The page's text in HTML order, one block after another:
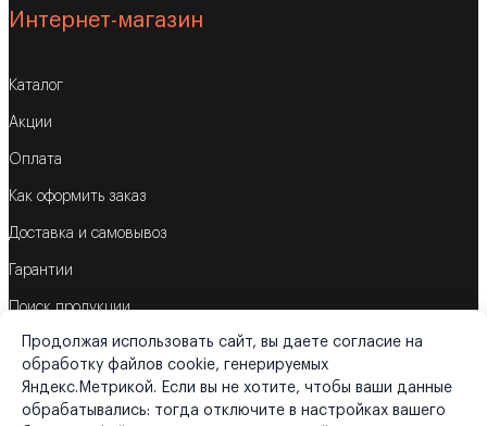
Интернет-магазин
Каталог
Акции
Оплата
Как оформить заказ
Доставка и самовывоз
Гарантии
Поиск продукции
Корзина
Продолжая использовать сайт, вы даете согласие на
обработку файлов cookie, генерируемых
Яндекс.Метрикой. Если вы не хотите, чтобы ваши данные
обрабатывались: тогда отключите в настройках вашего